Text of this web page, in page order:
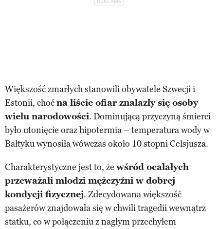
Większość zmarłych stanowili obywatele Szwecji i
Estonii, choćna liście ofiar znalazły się osoby
wielu narodowości. Dominującą przyczyną śmierci
było utonięcie oraz hipotermia – temperatura wody w
Bałtyku wynosiła wówczas około 10 stopni Celsjusza.
Charakterystyczne jest to, że wśród ocalałych
przeważali młodzi mężczyźni w dobrej
kondycji fizycznej. Zdecydowana większość
pasażerów znajdowała się w chwili tragedii wewnątrz
statku, co w połączeniu z nagłym przechyłem